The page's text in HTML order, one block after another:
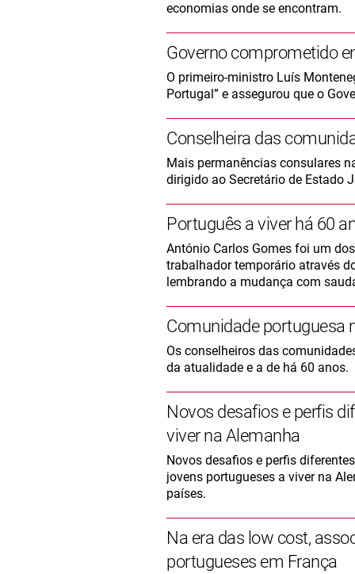
economias onde se encontram.
Governo comprometido
O primeiro-ministro Luís
Portugal” e assegurou que o
Conselheira das
Mais permanências consulares
dirigido ao Secretário de Estado
Português a viver há 60
António Carlos Gomes foi um
trabalhador temporário através
lembrando a mudança com
Comunidade portuguesa
Os conselheiros das
da atualidade e a de há 60 anos.
Novos desafios e perfis
viver na Alemanha
Novos desafios e perfis
jovens portugueses a viver na
países.
Na era das low cost,
portugueses em França